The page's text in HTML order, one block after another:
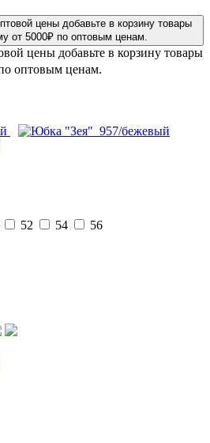
цены добавьте в корзину товары
оптовым ценам.
52 54
56